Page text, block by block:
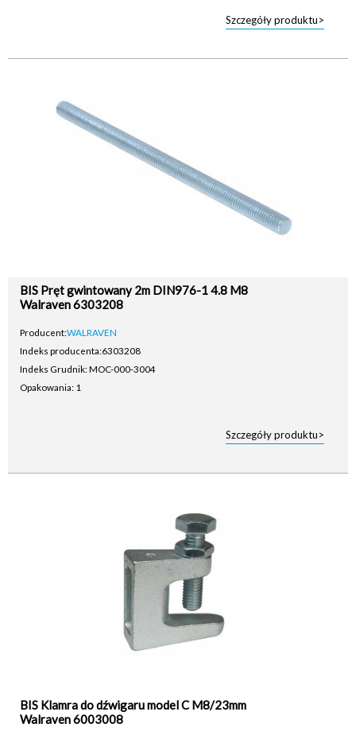
Szczegóły produktu>
BIS Pręt gwintowany 2m DIN976-1 4.8 M8
Walraven 6303208
Producent:WALRAVEN
Indeks producenta:6303208
Indeks Grudnik: MOC-000-3004
Opakowania: 1
Szczegóły produktu>
BIS Klamra do dźwigaru model C M8/23mm
Walraven 6003008